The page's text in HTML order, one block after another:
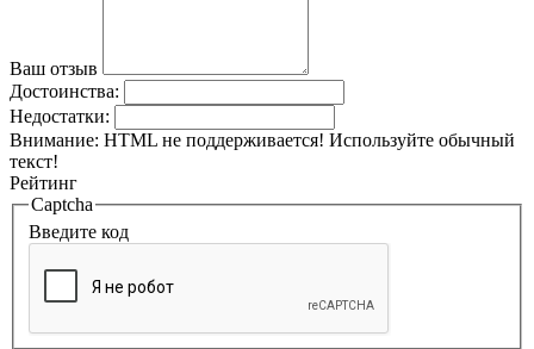
Ваш отзыв
Достоинства:
Недостатки:
Внимание: HTML не поддерживается! Используйте обычный
текст!
Рейтинг
Captcha
Введите код